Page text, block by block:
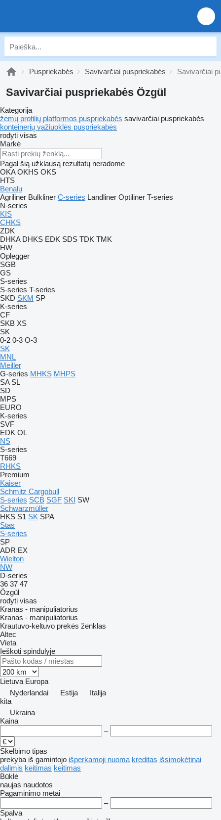
Puspriekabės Savivarčiai puspriekabės Savivarčiai
Savivarčiai puspriekabės Özgül
Kategorija
žemų profilių platformos puspriekabės savivarčiai puspriekabės
konteinerių važiuoklės puspriekabės
rodyti visas
Markė
Pagal šią užklausą rezultatų neradome
OKA OKHS OKS
HTS
Benalu
Agriliner Bulkliner C-series Landliner Optiliner T-series
N-series
KIS
CHKS
ZDK
DHKA DHKS EDK SDS TDK TMK
HW
Oplegger
SGB
GS
S-series
S-series T-series
SKD SKM SP
K-series
CF
SKB XS
SK
0-2 0-3 O-3
SK
MNL
Meiller
G-series MHKS MHPS
SA SL
SD
MPS
EURO
K-series
SVF
EDK OL
NS
S-series
T669
RHKS
Premium
Kaiser
Schmitz Cargobull
S-series SCB SGF SKI SW
Schwarzmüller
HKS S1 SK SPA
Stas
S-series
SP
ADR EX
Wielton
NW
D-series
36 37 47
Özgül
rodyti visas
Kranas - manipuliatorius
Kranas - manipuliatorius
Krautuvo-keltuvo prekės ženklas
Altec
Vieta
Ieškoti spindulyje
Lietuva Europa
Nyderlandai
Estija
Italija
kita
Ukraina
Kaina
–
Skelbimo tipas
prekyba iš gamintojo išperkamoji nuoma kreditas išsimokėtinai
dalimis keitimas keitimas
Būklė
naujas naudotos
Pagaminimo metai
–
Spalva